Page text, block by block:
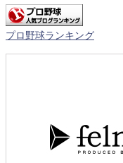
プロ野球ランキング